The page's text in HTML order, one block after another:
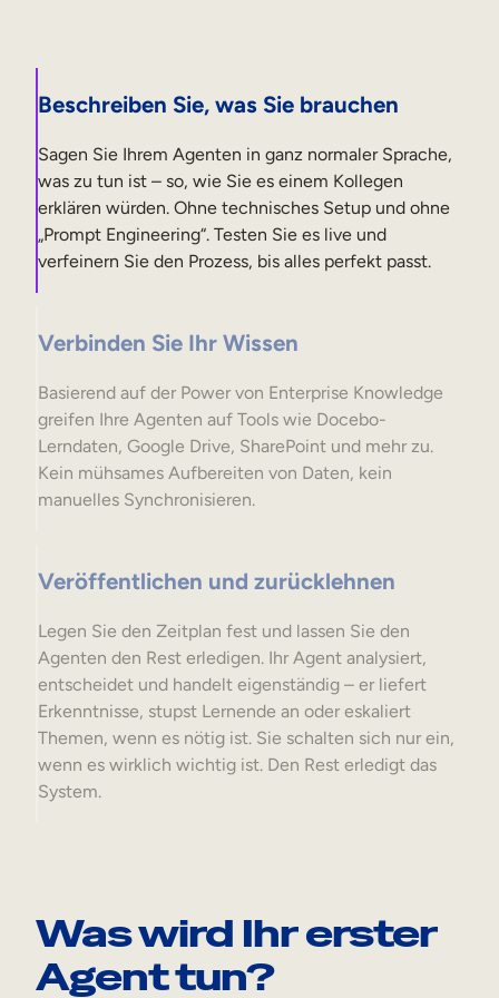
Beschreiben Sie, was Sie brauchen
Sagen Sie Ihrem Agenten in ganz normaler Sprache,
was zu tun ist – so, wie Sie es einem Kollegen
erklären würden. Ohne technisches Setup und ohne
„Prompt Engineering“. Testen Sie es live und
verfeinern Sie den Prozess, bis alles perfekt passt.
Verbinden Sie Ihr Wissen
Basierend auf der Power von Enterprise Knowledge
greifen Ihre Agenten auf Tools wie Docebo-
Lerndaten, Google Drive, SharePoint und mehr zu.
Kein mühsames Aufbereiten von Daten, kein
manuelles Synchronisieren.
Veröffentlichen und zurücklehnen
Legen Sie den Zeitplan fest und lassen Sie den
Agenten den Rest erledigen. Ihr Agent analysiert,
entscheidet und handelt eigenständig – er liefert
Erkenntnisse, stupst Lernende an oder eskaliert
Themen, wenn es nötig ist. Sie schalten sich nur ein,
wenn es wirklich wichtig ist. Den Rest erledigt das
System.
Was wird Ihr erster
Agent tun?